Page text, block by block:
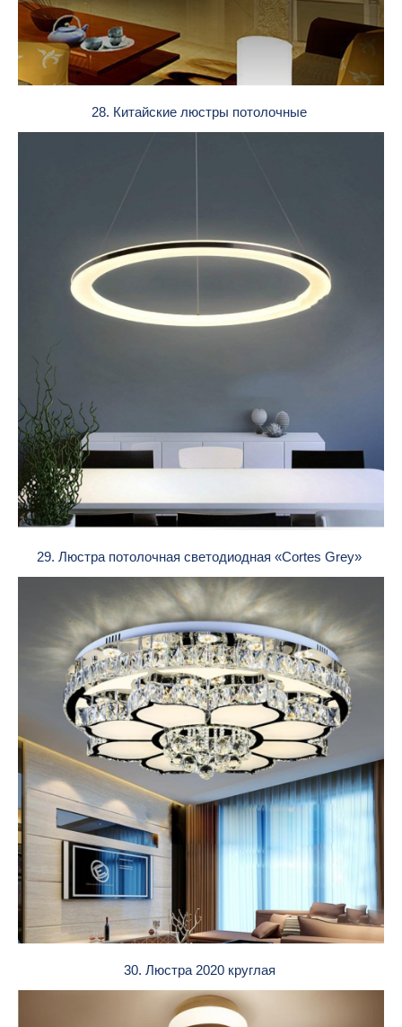
28. Китайские люстры потолочные
29. Люстра потолочная светодиодная «Cortes Grey»
30. Люстра 2020 круглая